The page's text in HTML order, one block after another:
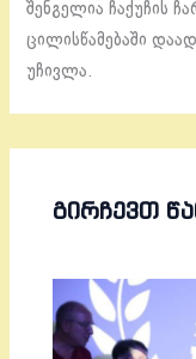
შენგელია ჩაქუჩის
ცილისწამებაში
უჩივლა.
ᲒᲘᲠᲩᲔᲕᲗ